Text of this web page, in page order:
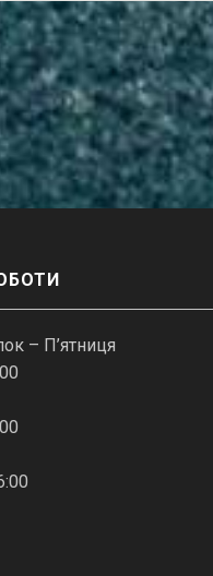
– П’ятниця